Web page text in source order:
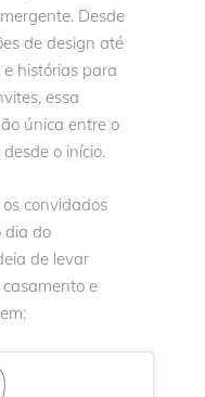
Desde
de design até
histórias para
essa
única entre o
o início.
convidados
dia do
de levar
e